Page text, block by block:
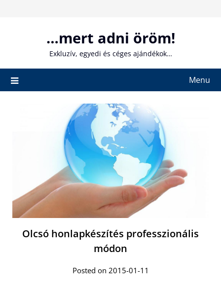
…mert adni öröm!
Exkluzív, egyedi és céges ajándékok…
Menu
Olcsó honlapkészítés professzionális
módon
Posted on 2015-01-11